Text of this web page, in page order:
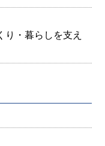
り・暮らしを支え